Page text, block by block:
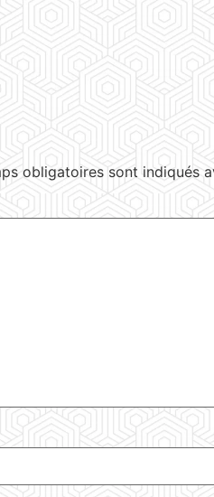
obligatoires sont indiqués